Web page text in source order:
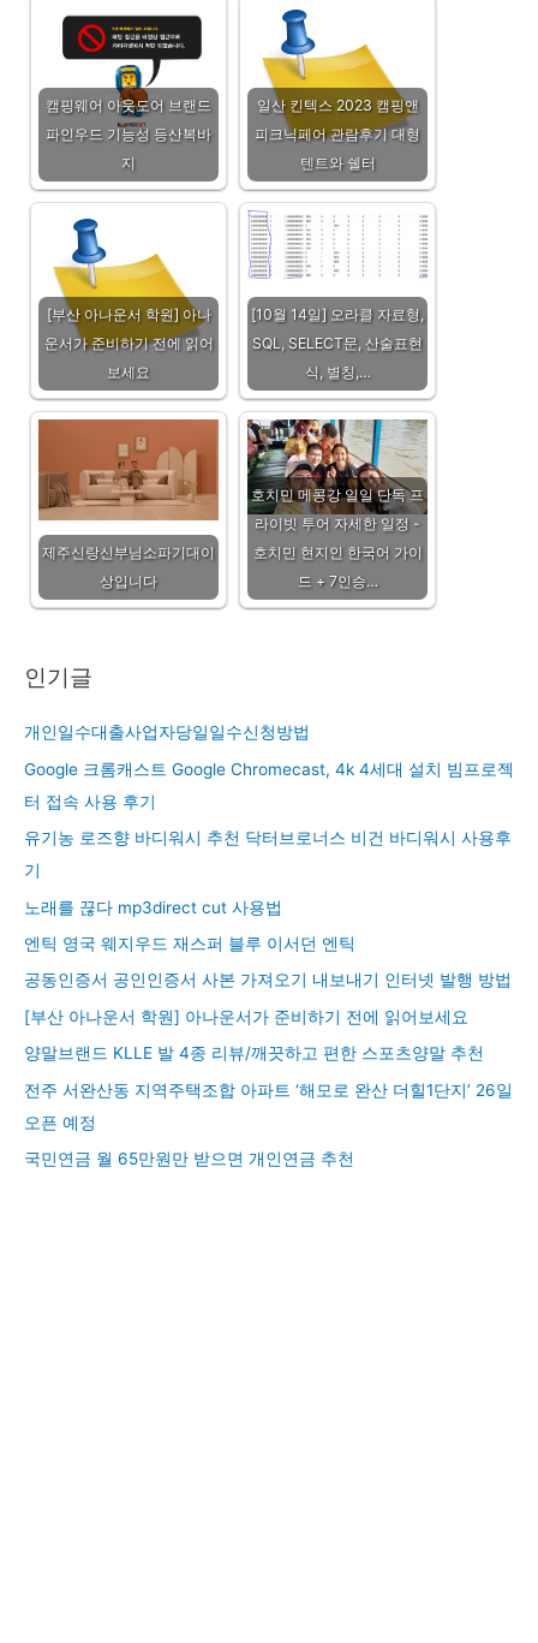
캠핑웨어 아웃도어 브랜드
파인우드 기능성 등산복바
지
일산 킨텍스 2023 캠핑앤
피크닉페어 관람후기 대형
텐트와 쉘터
[부산 아나운서 학원] 아나
운서가 준비하기 전에 읽어
보세요
[10월 14일] 오라클 자료형,
SQL, SELECT문, 산술표현
식, 별칭,…
제주신랑신부님소파기대이
상입니다
호치민 메콩강 일일 단독 프
라이빗 투어 자세한 일정 -
호치민 현지인 한국어 가이
드 + 7인승…
인기글
개인일수대출사업자당일일수신청방법
Google 크롬캐스트 Google Chromecast, 4k 4세대 설치 빔프로젝
터 접속 사용 후기
유기농 로즈향 바디워시 추천 닥터브로너스 비건 바디워시 사용후
기
노래를 끊다 mp3direct cut 사용법
엔틱 영국 웨지우드 재스퍼 블루 이서던 엔틱
공동인증서 공인인증서 사본 가져오기 내보내기 인터넷 발행 방법
[부산 아나운서 학원] 아나운서가 준비하기 전에 읽어보세요
양말브랜드 KLLE 발 4종 리뷰/깨끗하고 편한 스포츠양말 추천
전주 서완산동 지역주택조합 아파트 ‘해모로 완산 더힐1단지’ 26일
오픈 예정
국민연금 월 65만원만 받으면 개인연금 추천